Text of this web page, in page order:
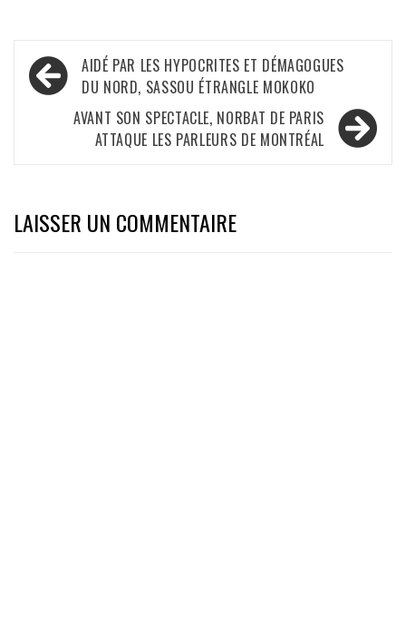
Navigation
de
l’article
AIDÉ PAR LES HYPOCRITES ET DÉMAGOGUES
DU NORD, SASSOU ÉTRANGLE MOKOKO
AVANT SON SPECTACLE, NORBAT DE PARIS
ATTAQUE LES PARLEURS DE MONTRÉAL
LAISSER UN COMMENTAIRE